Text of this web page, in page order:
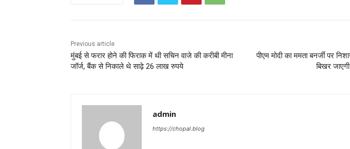
Previous article
मुंबई से फरार होने की फिराक में थी सचिन वाजे की करीबी मीना
जॉर्ज, बैंक से निकाले थे साढ़े 26 लाख रुपये
पीएम मोदी का ममता बनर्जी पर
बिखर
admin
https://chopal.blog